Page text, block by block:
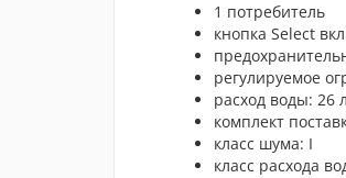
1 потребитель
кнопка Select
регулируемое
расход воды: 26
комплект
класс шума: I
класс расхода